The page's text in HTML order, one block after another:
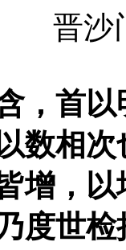
晋沙
，首
数相
增，
度世